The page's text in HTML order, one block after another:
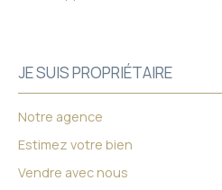
JE SUIS PROPRIÉTAIRE
Notre agence
Estimez votre bien
Vendre avec nous